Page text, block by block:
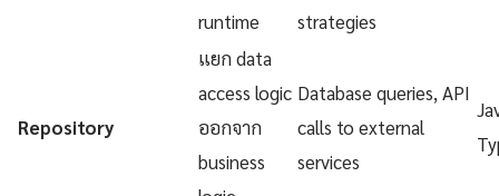
runtime
strategies
Repository
แยก data
access logic
ออกจาก
business
Database queries, API
calls to external
services